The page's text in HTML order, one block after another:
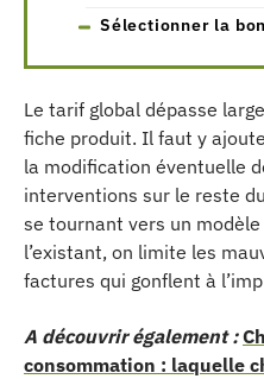
Sélectionner la
Le tarif global dépasse
fiche produit. Il faut y
la modification éventuelle
interventions sur le reste
se tournant vers un modèle
l’existant, on limite les
factures qui gonflent à
A découvrir également :
consommation : laquelle